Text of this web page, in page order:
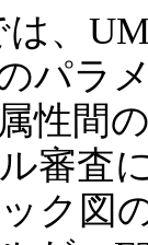
は、
パラ
性間
審査
ク図